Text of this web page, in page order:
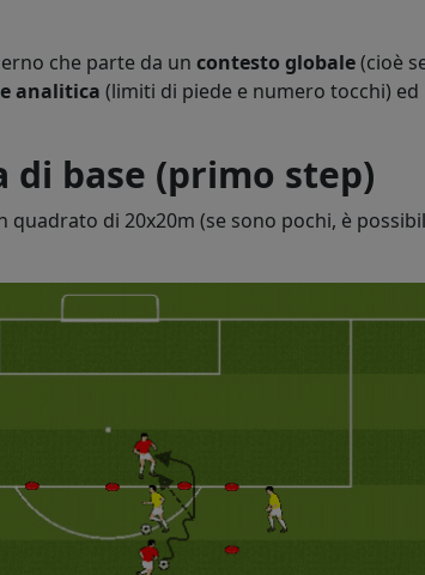
che parte da un contesto globale(cioè
analitica (limiti di piede e numero tocchi)
base (primo step)
di 20x20m (se sono pochi, è